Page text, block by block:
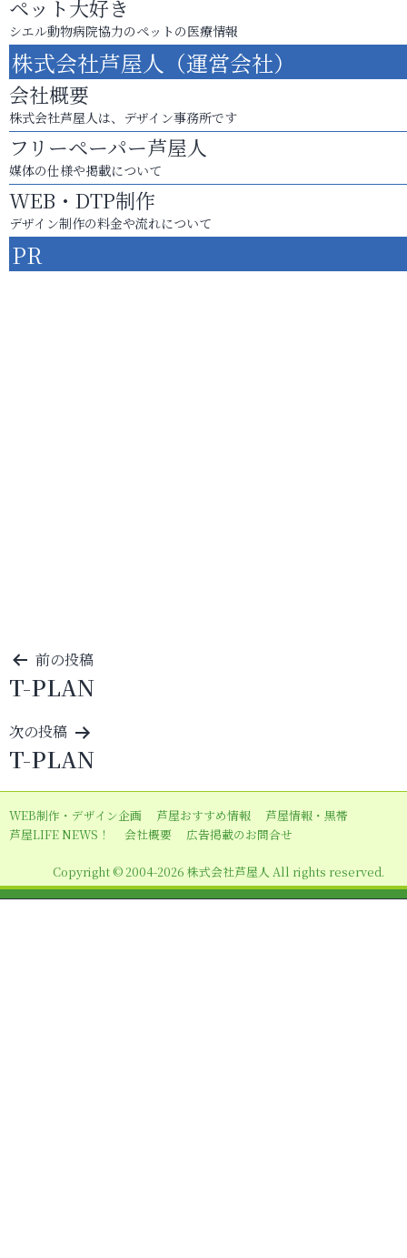
ペット大好き
シエル動物病院協力のペットの医療情報
株式会社芦屋人（運営会社）
会社概要
株式会社芦屋人は、デザイン事務所です
フリーペーパー芦屋人
媒体の仕様や掲載について
WEB・DTP制作
デザイン制作の料金や流れについて
PR
投
稿
ナ
ビ
ゲ
ー
シ
ン
前の投稿
T-PLAN
次の投稿
T-PLAN
WEB制作・デザイン企画 芦屋おすすめ情報
芦屋情報・黒帯
芦屋LIFE NEWS！
会社概要 広告掲載のお問合せ
Copyright © 2004-2026 株式会社芦屋人 All rights reserved.